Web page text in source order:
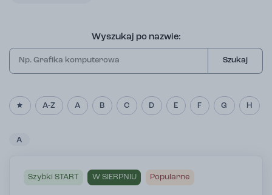
Wyszukaj po nazwie:
Szukaj
A
Szybki START W SIERPNIU Popularne
A-Z A B C D E F G H